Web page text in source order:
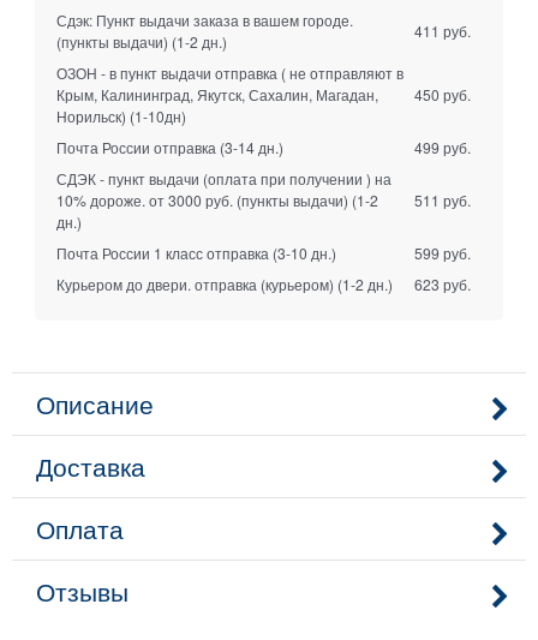
Сдэк: Пункт выдачи заказа в вашем городе.
(пункты выдачи) (1-2 дн.)
411 руб.
ОЗОН - в пункт выдачи отправка ( не отправляют в
Крым, Калининград, Якутск, Сахалин, Магадан,
Норильск) (1-10дн)
450 руб.
Почта России отправка (3-14 дн.)
499 руб.
СДЭК - пункт выдачи (оплата при получении ) на
10% дороже. от 3000 руб. (пункты выдачи) (1-2
дн.)
511 руб.
Почта России 1 класс отправка (3-10 дн.)
599 руб.
Курьером до двери. отправка (курьером) (1-2 дн.) 623 руб.
Описание
Доставка
Оплата
Отзывы